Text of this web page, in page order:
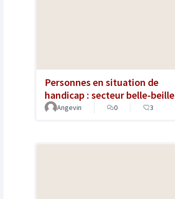
Personnes en situation de
handicap : secteur belle-beille
Angevin 0 3